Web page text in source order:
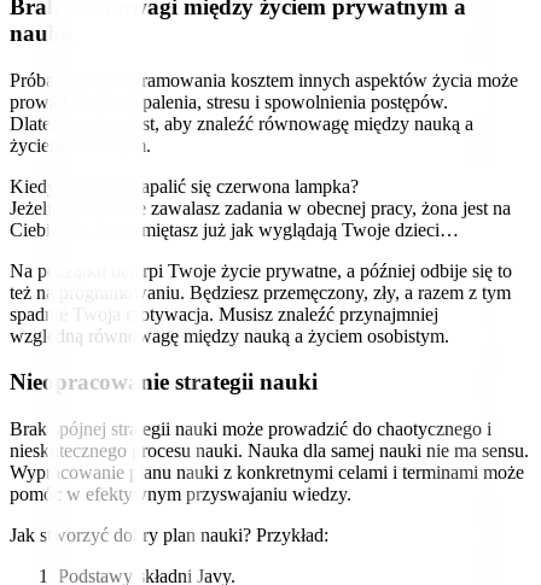
Brak równowagi między życiem prywatnym a
nauką
Próba nauki programowania kosztem innych aspektów życia może
prowadzić do wypalenia, stresu i spowolnienia postępów.
Dlatego ważne jest, aby znaleźć równowagę między nauką a
życiem osobistym.
Kiedy powinna zapalić się czerwona lampka?
Jeżeli notorycznie zawalasz zadania w obecnej pracy, żona jest na
Ciebie zła, nie pamiętasz już jak wyglądają Twoje dzieci…
Na początku ucierpi Twoje życie prywatne, a później odbije się to
też na programowaniu. Będziesz przemęczony, zły, a razem z tym
spadnie Twoja motywacja. Musisz znaleźć przynajmniej
względną równowagę między nauką a życiem osobistym.
Nieopracowanie strategii nauki
Brak spójnej strategii nauki może prowadzić do chaotycznego i
nieskutecznego procesu nauki. Nauka dla samej nauki nie ma sensu.
Wypracowanie planu nauki z konkretnymi celami i terminami może
pomóc w efektywnym przyswajaniu wiedzy.
Jak stworzyć dobry plan nauki? Przykład:
Podstawy składni Javy.